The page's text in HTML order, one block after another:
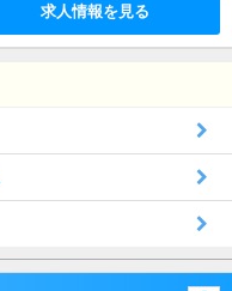
求人情報を見る